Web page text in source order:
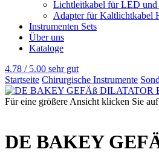
Lichtleitkabel für LED
Adapter für Kaltlichtkabel
Instrumenten Sets
Über uns
Kataloge
4.78 / 5.00 sehr gut
Startseite Chirurgische Instrumente
Für eine größere Ansicht klicken Sie
DE BAKEY